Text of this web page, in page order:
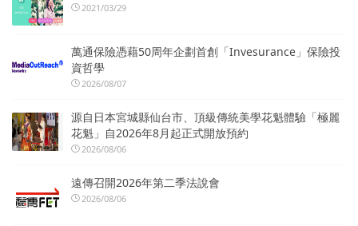
2021/03/29
萬通保險憑藉50周年企劃首創「Invesurance」保險投
資哲學
2026/08/07
源自日本宮城縣仙台市、頂級傳統美學花魁體驗「極麗
花魁」自2026年8月起正式開放預約
2026/08/06
遠傳召開2026年第二季法說會
2026/08/06